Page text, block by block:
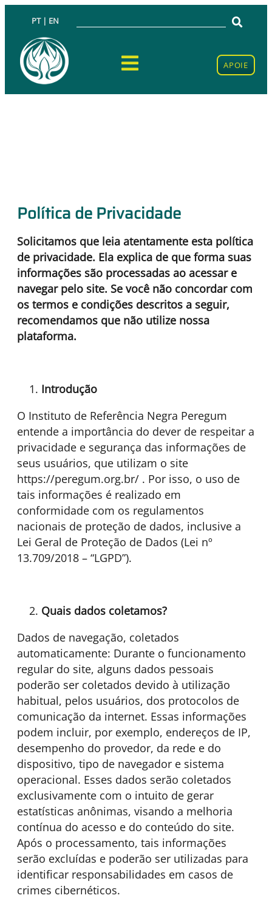
PT | EN
APOIE
Política de Privacidade
Solicitamos que leia atentamente esta política
de privacidade. Ela explica de que forma suas
informações são processadas ao acessar e
navegar pelo site. Se você não concordar com
os termos e condições descritos a seguir,
recomendamos que não utilize nossa
plataforma.
Introdução
O Instituto de Referência Negra Peregum
entende a importância do dever de respeitar a
privacidade e segurança das informações de
seus usuários, que utilizam o site
https://peregum.org.br/ . Por isso, o uso de
tais informações é realizado em
conformidade com os regulamentos
nacionais de proteção de dados, inclusive a
Lei Geral de Proteção de Dados (Lei nº
13.709/2018 – “LGPD”).
Quais dados coletamos?
Dados de navegação, coletados
automaticamente: Durante o funcionamento
regular do site, alguns dados pessoais
poderão ser coletados devido à utilização
habitual, pelos usuários, dos protocolos de
comunicação da internet. Essas informações
podem incluir, por exemplo, endereços de IP,
desempenho do provedor, da rede e do
dispositivo, tipo de navegador e sistema
operacional. Esses dados serão coletados
exclusivamente com o intuito de gerar
estatísticas anônimas, visando a melhoria
contínua do acesso e do conteúdo do site.
Após o processamento, tais informações
serão excluídas e poderão ser utilizadas para
identificar responsabilidades em casos de
crimes cibernéticos.